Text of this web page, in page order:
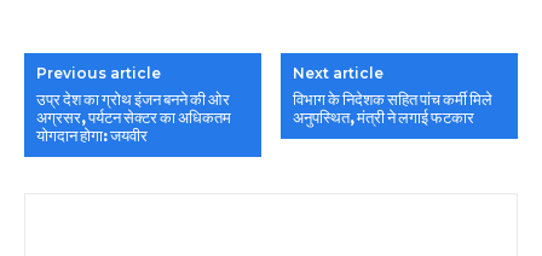
Previous article
उप्र देश का ग्रोथ इंजन बनने की ओर
अग्रसर, पर्यटन सेक्टर का अधिकतम
योगदान होगा: जयवीर
Next article
विभाग के निदेशक सहित पांच कर्मी मिले
अनुपस्थित, मंत्री ने लगाई फटकार